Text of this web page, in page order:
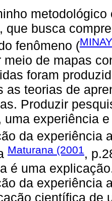
que busca
fenômeno (
meio de mapas
foram
as teorias de
Produzir
uma experiência
da experiência
Maturana (2001 ,
é uma
da experiência
científica de